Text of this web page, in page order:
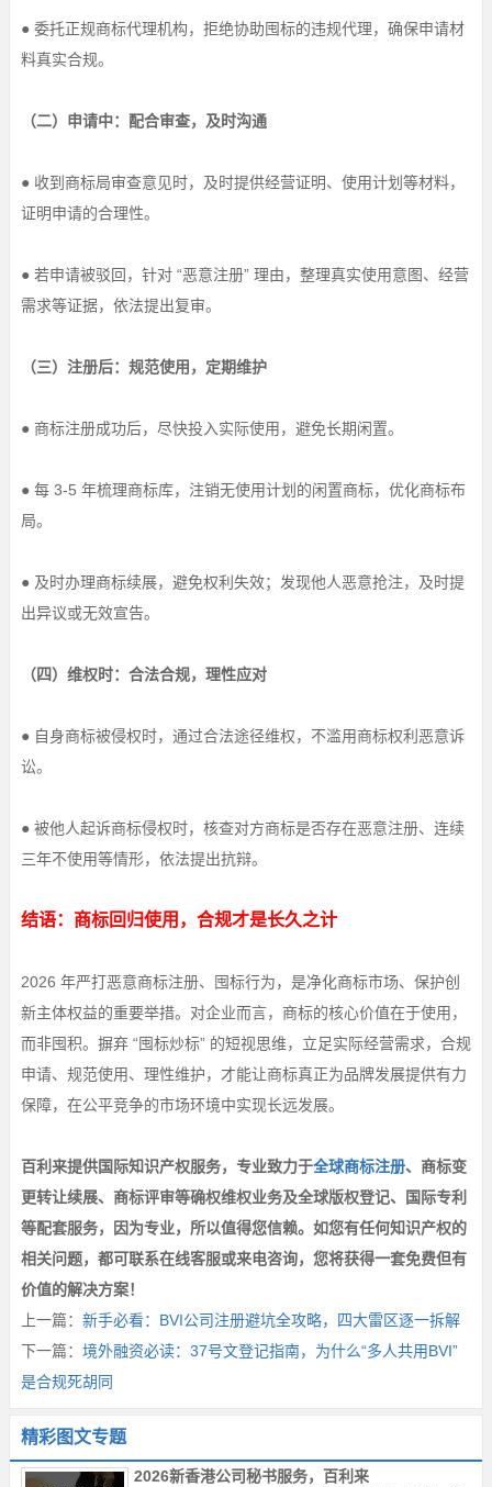
● 委托正规商标代理机构，拒绝协助囤标的违规代理，确保申请材
料真实合规。
（二）申请中：配合审查，及时沟通
● 收到商标局审查意见时，及时提供经营证明、使用计划等材料，
证明申请的合理性。
● 若申请被驳回，针对 “恶意注册” 理由，整理真实使用意图、经营
需求等证据，依法提出复审。
（三）注册后：规范使用，定期维护
● 商标注册成功后，尽快投入实际使用，避免长期闲置。
● 每 3-5 年梳理商标库，注销无使用计划的闲置商标，优化商标布
局。
● 及时办理商标续展，避免权利失效；发现他人恶意抢注，及时提
出异议或无效宣告。
（四）维权时：合法合规，理性应对
● 自身商标被侵权时，通过合法途径维权，不滥用商标权利恶意诉
讼。
● 被他人起诉商标侵权时，核查对方商标是否存在恶意注册、连续
三年不使用等情形，依法提出抗辩。
结语：商标回归使用，合规才是长久之计
2026 年严打恶意商标注册、囤标行为，是净化商标市场、保护创
新主体权益的重要举措。对企业而言，商标的核心价值在于使用，
而非囤积。摒弃 “囤标炒标” 的短视思维，立足实际经营需求，合规
申请、规范使用、理性维护，才能让商标真正为品牌发展提供有力
保障，在公平竞争的市场环境中实现长远发展。
百利来提供国际知识产权服务，专业致力于全球商标注册、商标变
更转让续展、商标评审等确权维权业务及全球版权登记、国际专利
等配套服务，因为专业，所以值得您信赖。如您有任何知识产权的
相关问题，都可联系在线客服或来电咨询，您将获得一套免费但有
价值的解决方案！
上一篇： 新手必看：BVI公司注册避坑全攻略，四大雷区逐一拆解
下一篇： 境外融资必读：37号文登记指南，为什么“多人共用BVI”
是合规死胡同
精彩图文专题
2026新香港公司秘书服务，百利来